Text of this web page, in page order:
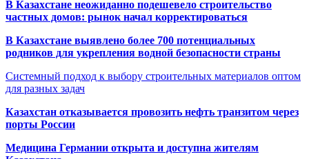
В Казахстане неожиданно подешевело строительство
частных домов: рынок начал корректироваться
В Казахстане выявлено более 700 потенциальных
родников для укрепления водной безопасности страны
Системный подход к выбору строительных материалов оптом
для разных задач
Казахстан отказывается провозить нефть транзитом через
порты России
Медицина Германии открыта и доступна жителям